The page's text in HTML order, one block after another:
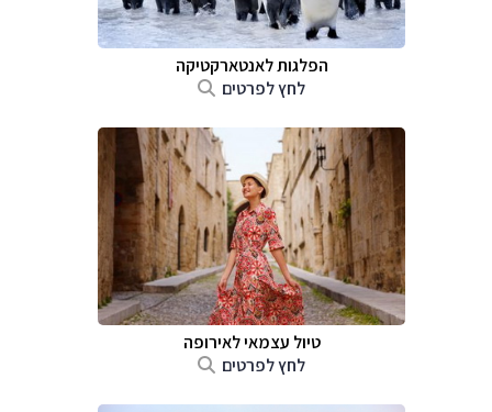
הפלגות לאנטארקטיקה
לחץ לפרטים
טיול עצמאי לאירופה
לחץ לפרטים